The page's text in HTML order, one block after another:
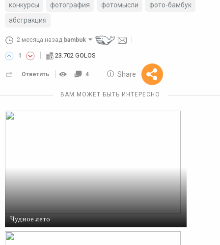
конкурсы фотография фотомысли
фото-бамбук
абстракция
2 месяца назад bambuk
1 23.702 GOLOS
Ответить 4 Share
Reward
10 GOLOS
ВАМ МОЖЕТ БЫТЬ ИНТЕРЕСНО
Чудное лето